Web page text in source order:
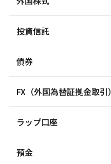
投資信託
債券
FX（外国為替証拠金取引）
ラップ口座
預金